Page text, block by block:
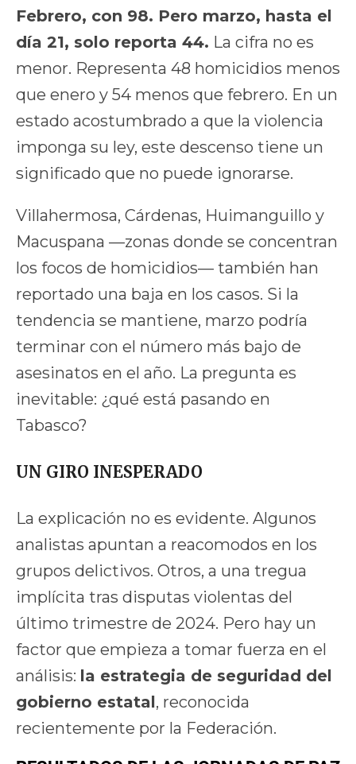
Febrero, con 98. Pero marzo, hasta el
día 21, solo reporta 44. La cifra no es
menor. Representa 48 homicidios menos
que enero y 54 menos que febrero. En un
estado acostumbrado a que la violencia
imponga su ley, este descenso tiene un
significado que no puede ignorarse.
Villahermosa, Cárdenas, Huimanguillo y
Macuspana —zonas donde se concentran
los focos de homicidios— también han
reportado una baja en los casos. Si la
tendencia se mantiene, marzo podría
terminar con el número más bajo de
asesinatos en el año. La pregunta es
inevitable: ¿qué está pasando en
Tabasco?
UN GIRO INESPERADO
La explicación no es evidente. Algunos
analistas apuntan a reacomodos en los
grupos delictivos. Otros, a una tregua
implícita tras disputas violentas del
último trimestre de 2024. Pero hay un
factor que empieza a tomar fuerza en el
análisis: la estrategia de seguridad del
gobierno estatal, reconocida
recientemente por la Federación.